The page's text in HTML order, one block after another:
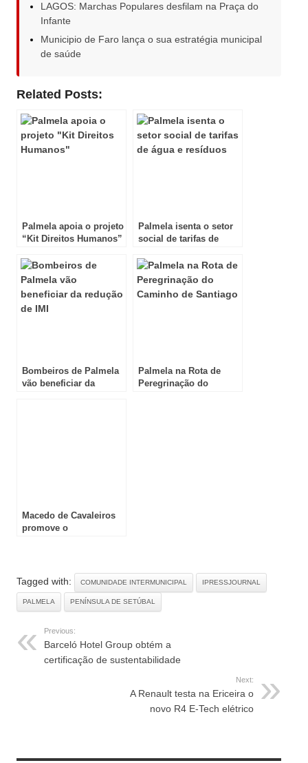
LAGOS: Marchas Populares desfilam na Praça do
Infante
Municipio de Faro lança o sua estratégia municipal
de saúde
Related Posts:
Palmela apoia o projeto
“Kit Direitos Humanos”
Palmela isenta o setor
social de tarifas de
Bombeiros de Palmela
vão beneficiar da
Palmela na Rota de
Peregrinação do
Macedo de Cavaleiros
promove o
Tagged with: COMUNIDADE INTERMUNICIPAL IPRESSJOURNAL
PALMELA PENÍNSULA DE SETÚBAL
Previous:
Barceló Hotel Group obtém a
certificação de sustentabilidade
Next:
A Renault testa na Ericeira o
novo R4 E-Tech elétrico